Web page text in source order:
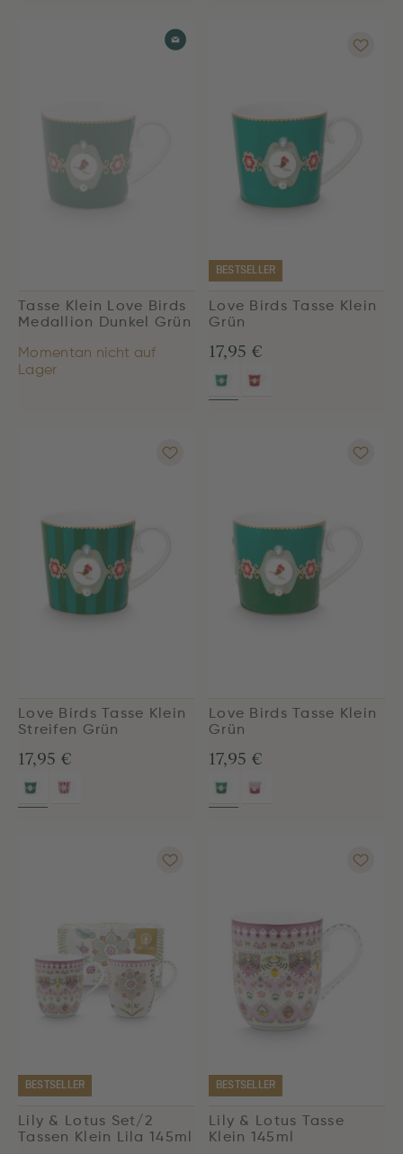
Tasse Klein Love Birds
Medallion Dunkel Grün
Momentan nicht auf
Lager
BESTSELLER
Love Birds Tasse Klein
Grün
17,95 €
Love Birds Tasse Klein
Streifen Grün
17,95 €
Love Birds Tasse Klein
Grün
17,95 €
BESTSELLER
Lily & Lotus Set/2
Tassen Klein Lila 145ml
BESTSELLER
Lily & Lotus Tasse
Klein 145ml